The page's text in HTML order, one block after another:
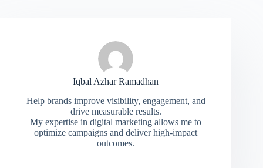
Iqbal Azhar Ramadhan
Help brands improve visibility, engagement, and
drive measurable results.
My expertise in digital marketing allows me to
optimize campaigns and deliver high-impact
outcomes.